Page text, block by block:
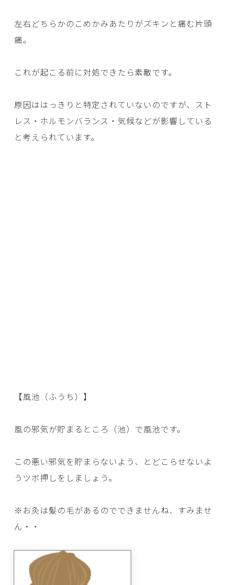
左右どちらかのこめかみあたりがズキンと痛む片頭
痛。
これが起こる前に対処できたら素敵です。
原因ははっきりと特定されていないのですが、スト
レス・ホルモンバランス・気候などが影響している
と考えられています。
【風池（ふうち）】
風の邪気が貯まるところ（池）で風池です。
この悪い邪気を貯まらないよう、とどこらせないよ
うツボ押しをしましょう。
※お灸は髪の毛があるのでできませんね、すみませ
ん・・